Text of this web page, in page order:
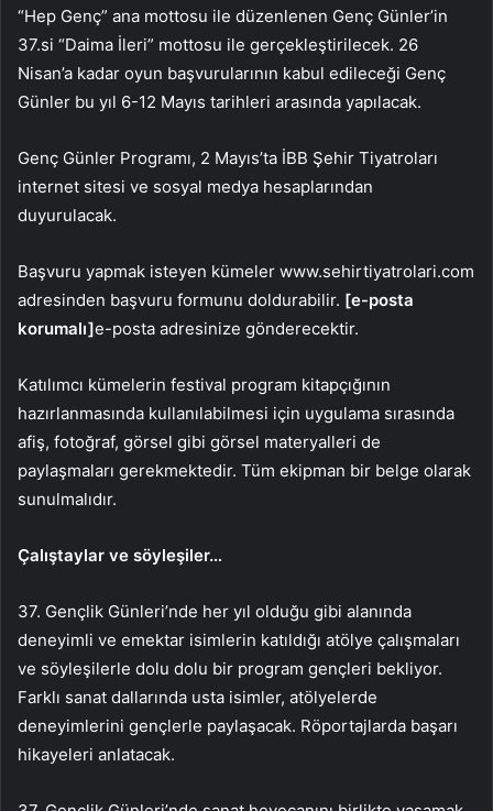
“Hep Genç” ana mottosu ile düzenlenen Genç Günler’in
37.si “Daima İleri” mottosu ile gerçekleştirilecek. 26
Nisan’a kadar oyun başvurularının kabul edileceği Genç
Günler bu yıl 6-12 Mayıs tarihleri ​​arasında yapılacak.
Genç Günler Programı, 2 Mayıs’ta İBB Şehir Tiyatroları
internet sitesi ve sosyal medya hesaplarından
duyurulacak.
Başvuru yapmak isteyen kümeler www.sehirtiyatrolari.com
adresinden başvuru formunu doldurabilir. [e-posta
korumalı]e-posta adresinize gönderecektir.
Katılımcı kümelerin festival program kitapçığının
hazırlanmasında kullanılabilmesi için uygulama sırasında
afiş, fotoğraf, görsel gibi görsel materyalleri de
paylaşmaları gerekmektedir. Tüm ekipman bir belge olarak
sunulmalıdır.
Çalıştaylar ve söyleşiler…
37. Gençlik Günleri’nde her yıl olduğu gibi alanında
deneyimli ve emektar isimlerin katıldığı atölye çalışmaları
ve söyleşilerle dolu dolu bir program gençleri bekliyor.
Farklı sanat dallarında usta isimler, atölyelerde
deneyimlerini gençlerle paylaşacak. Röportajlarda başarı
hikayeleri anlatacak.